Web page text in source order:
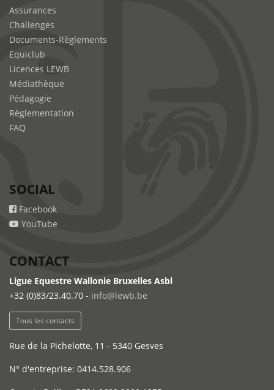
Assurances
Challenges
Documents-Règlements
Equiclub
Licences LEWB
Médiathèque
Pédagogie
Règlementation
FAQ
SOCIAL
Facebook
YouTube
CONTACT
Ligue Equestre Wallonie Bruxelles Asbl
+32 (0)83/23.40.70 - info@lewb.be
Tous les contacts
Rue de la Pichelotte, 11 - 5340 Gesves
N° d'entreprise: 0414.528.906